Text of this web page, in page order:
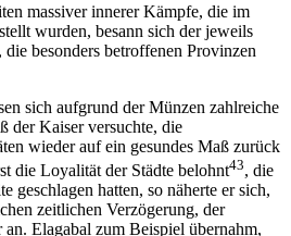
massiver innerer Kämpfe, die im
wurden, besann sich der jeweils
besonders betroffenen Provinzen
sich aufgrund der Münzen zahlreiche
der Kaiser versuchte, die
wieder auf ein gesundes Maß zurück
die Loyalität der Städte belohnt43, die
geschlagen hatten, so näherte er sich,
zeitlichen Verzögerung, der
Elagabal zum Beispiel übernahm,